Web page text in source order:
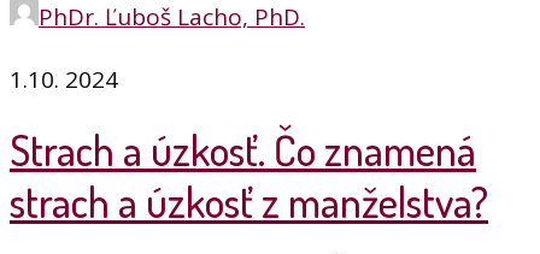
PhDr. Ľuboš Lacho, PhD.
1.10. 2024
Strach a úzkosť. Čo znamená
strach a úzkosť z manželstva?